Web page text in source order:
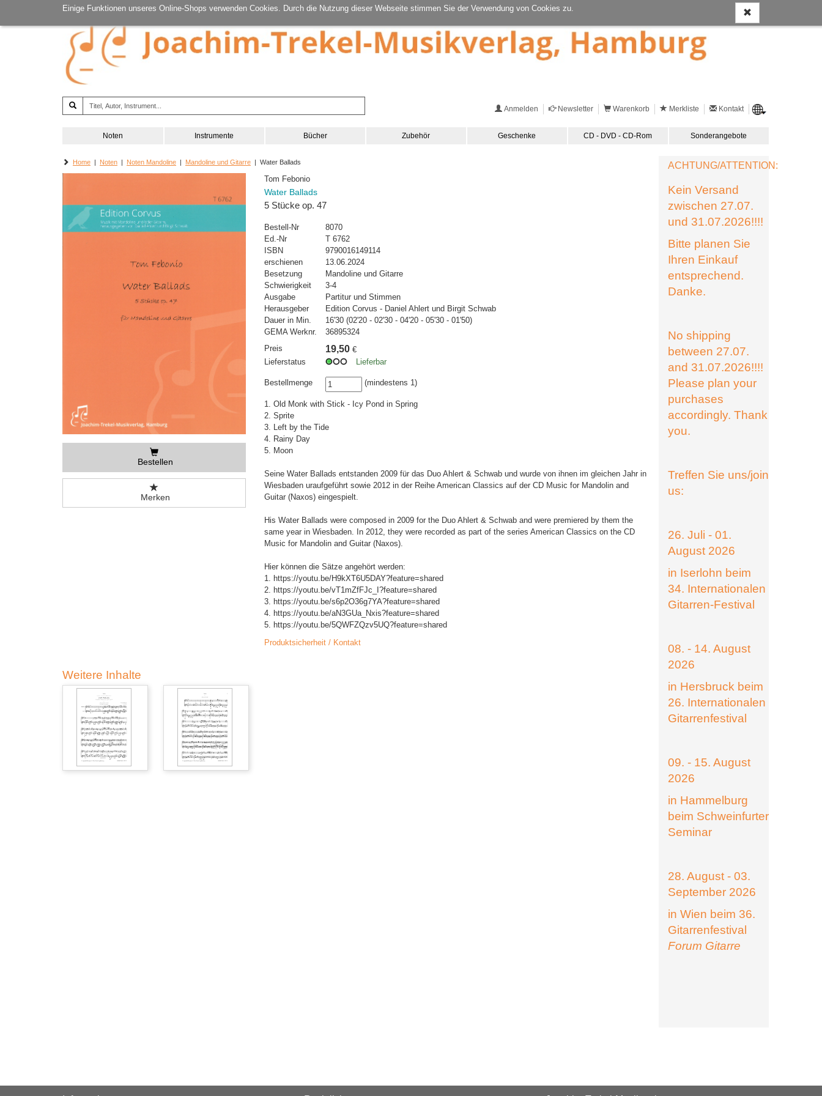
Einige Funktionen unseres Online-Shops verwenden Cookies. Durch die Nutzung dieser Webseite stimmen Sie der Verwendung von Cookies zu.
Anmelden Newsletter Warenkorb Merkliste Kontakt
Noten Instrumente Bücher Zubehör Geschenke CD - DVD - CD-Rom Sonderangebote
Home | Noten | Noten Mandoline | Mandoline und Gitarre | Water Ballads
Bestellen
Merken
Tom Febonio
Water Ballads
5 Stücke op. 47
Bestell-Nr
8070
Ed.-Nr
T 6762
ISBN
9790016149114
erschienen
13.06.2024
Besetzung
Mandoline und Gitarre
Schwierigkeit
3-4
Ausgabe
Partitur und Stimmen
Herausgeber
Edition Corvus - Daniel Ahlert und Birgit Schwab
Dauer in Min.
16'30 (02'20 - 02'30 - 04'20 - 05'30 - 01'50)
GEMA Werknr.
36895324
Preis
19,50 €
Lieferstatus
Lieferbar
Bestellmenge (mindestens 1)
1. Old Monk with Stick - Icy Pond in Spring
2. Sprite
3. Left by the Tide
4. Rainy Day
5. Moon
Seine Water Ballads entstanden 2009 für das Duo Ahlert & Schwab und wurde von ihnen im gleichen Jahr in
Wiesbaden uraufgeführt sowie 2012 in der Reihe American Classics auf der CD Music for Mandolin and
Guitar (Naxos) eingespielt.
His Water Ballads were composed in 2009 for the Duo Ahlert & Schwab and were premiered by them the
same year in Wiesbaden. In 2012, they were recorded as part of the series American Classics on the CD
Music for Mandolin and Guitar (Naxos).
Hier können die Sätze angehört werden:
1. https://youtu.be/H9kXT6U5DAY?feature=shared
2. https://youtu.be/vT1mZfFJc_I?feature=shared
3. https://youtu.be/s6p2O36g7YA?feature=shared
4. https://youtu.be/aN3GUa_Nxis?feature=shared
5. https://youtu.be/5QWFZQzv5UQ?feature=shared
Produktsicherheit / Kontakt
Weitere Inhalte
ACHTUNG/ATTENTION:
Kein Versand
zwischen 27.07.
und 31.07.2026!!!!
Bitte planen Sie
Ihren Einkauf
entsprechend.
Danke.
No shipping
between 27.07.
and 31.07.2026!!!!
Please plan your
purchases
accordingly. Thank
you.
Treffen Sie uns/join
us:
26. Juli - 01.
August 2026
in Iserlohn beim
34. Internationalen
Gitarren-Festival
08. - 14. August
2026
in Hersbruck beim
26. Internationalen
Gitarrenfestival
09. - 15. August
2026
in Hammelburg
beim Schweinfurter
Seminar
28. August - 03.
September 2026
in Wien beim 36.
Gitarrenfestival
Forum Gitarre